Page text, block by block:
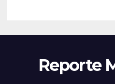
Reporte